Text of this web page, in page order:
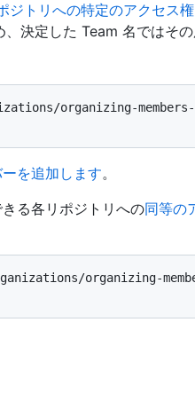
ジトリへの特定のアクセス権
決定した Team 名ではそ
を追加します。
る各リポジトリへの同等の